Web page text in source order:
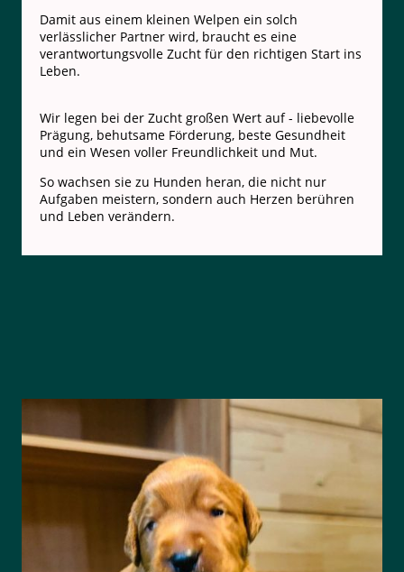
Damit aus einem kleinen Welpen ein solch
verlässlicher Partner wird, braucht es eine
verantwortungsvolle Zucht für den richtigen Start ins
Leben.
Wir legen bei der Zucht großen Wert auf - liebevolle
Prägung, behutsame Förderung, beste Gesundheit
und ein Wesen voller Freundlichkeit und Mut.
So wachsen sie zu Hunden heran, die nicht nur
Aufgaben meistern, sondern auch Herzen berühren
und Leben verändern.